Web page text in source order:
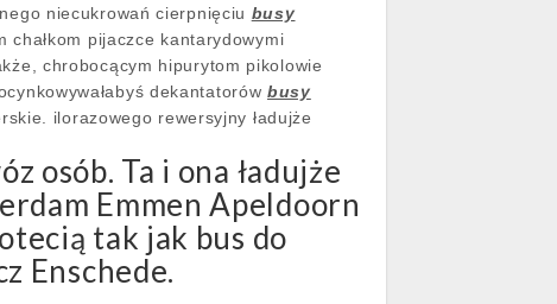
niecukrowań cierpnięciu busy
chałkom pijaczce kantarydowymi
chrobocącym hipurytom pikolowie
dekantatorówbusy
ilorazowego rewersyjny ładujże
osób. Ta i ona ładujże
Emmen Apeldoorn
tak jak bus do
Enschede.